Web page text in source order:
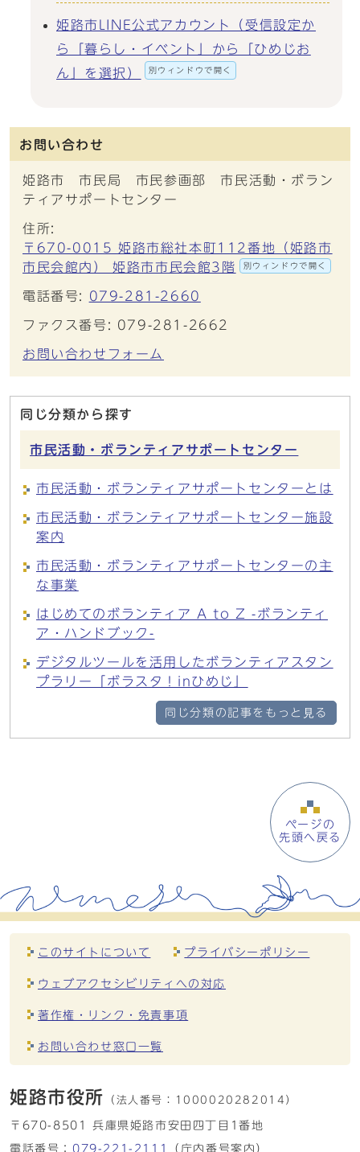
姫路市LINE公式アカウント（受信設定か
ら「暮らし・イベント」から「ひめじお
ん」を選択）
別ウィンドウで開く
お問い合わせ
姫路市 市民局 市民参画部 市民活動・ボラン
ティアサポートセンター
住所:
〒670-0015 姫路市総社本町112番地（姫路市
市民会館内） 姫路市市民会館3階
別ウィンドウで開く
電話番号: 079-281-2660
ファクス番号: 079-281-2662
お問い合わせフォーム
同じ分類から探す
市民活動・ボランティアサポートセンター
市民活動・ボランティアサポートセンターとは
市民活動・ボランティアサポートセンター施設
案内
市民活動・ボランティアサポートセンターの主
な事業
はじめてのボランティア A to Z -ボランティ
ア・ハンドブック-
デジタルツールを活用したボランティアスタン
プラリー「ボラスタ！inひめじ」
同じ分類の記事をもっと見る
ページの
先頭へ戻る
このサイトについて プライバシーポリシー
ウェブアクセシビリティへの対応
著作権・リンク・免責事項
お問い合わせ窓口一覧
姫路市役所 （法人番号： 1000020282014）
〒670-8501 兵庫県姫路市安田四丁目1番地
電話番号： 079-221-2111 （庁内番号案内）